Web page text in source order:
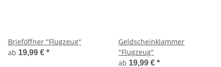
Brieföffner "Flugzeug"
ab 19,99 € *
Geldscheinklammer
"Flugzeug"
ab 19,99 € *